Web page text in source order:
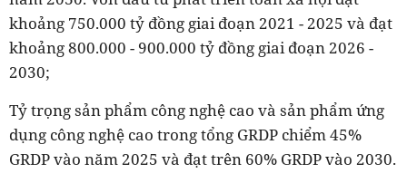
khoảng 750.000 tỷ đồng giai đoạn 2021 - 2025 và đạt
khoảng 800.000 - 900.000 tỷ đồng giai đoạn 2026 -
2030;
Tỷ trọng sản phẩm công nghệ cao và sản phẩm ứng
dụng công nghệ cao trong tổng GRDP chiểm 45%
GRDP vào năm 2025 và đạt trên 60% GRDP vào 2030.